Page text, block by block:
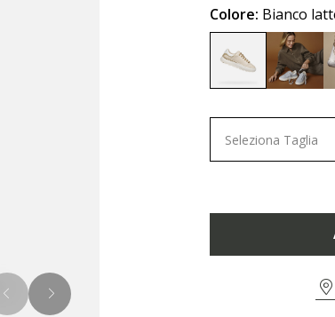
Colore: Bianco
Seleziona Taglia